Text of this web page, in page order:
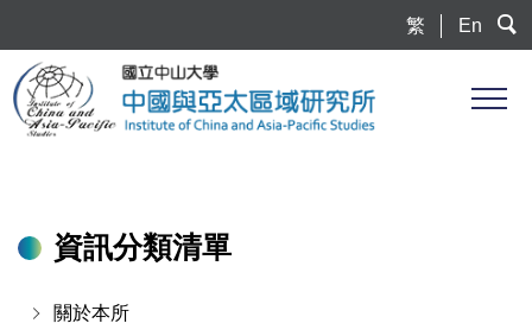
到
主
要
內
繁 En
資訊分類清單
關於本所